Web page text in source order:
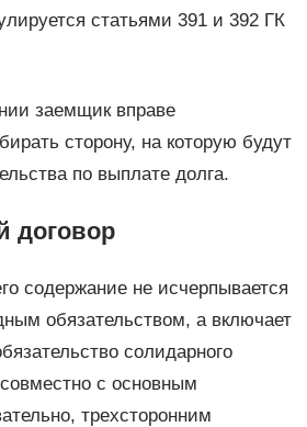
статьями 391 и 392 ГК
заемщик вправе
сторону, на которую будут
по выплате долга.
договор
содержание не исчерпывается
обязательством, а включает
солидарного
с основным
трехсторонним